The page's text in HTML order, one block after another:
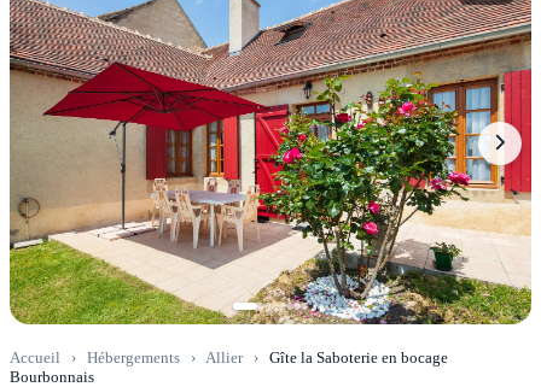
Accueil › Hébergements › Allier › Gîte la Saboterie en bocage
Bourbonnais